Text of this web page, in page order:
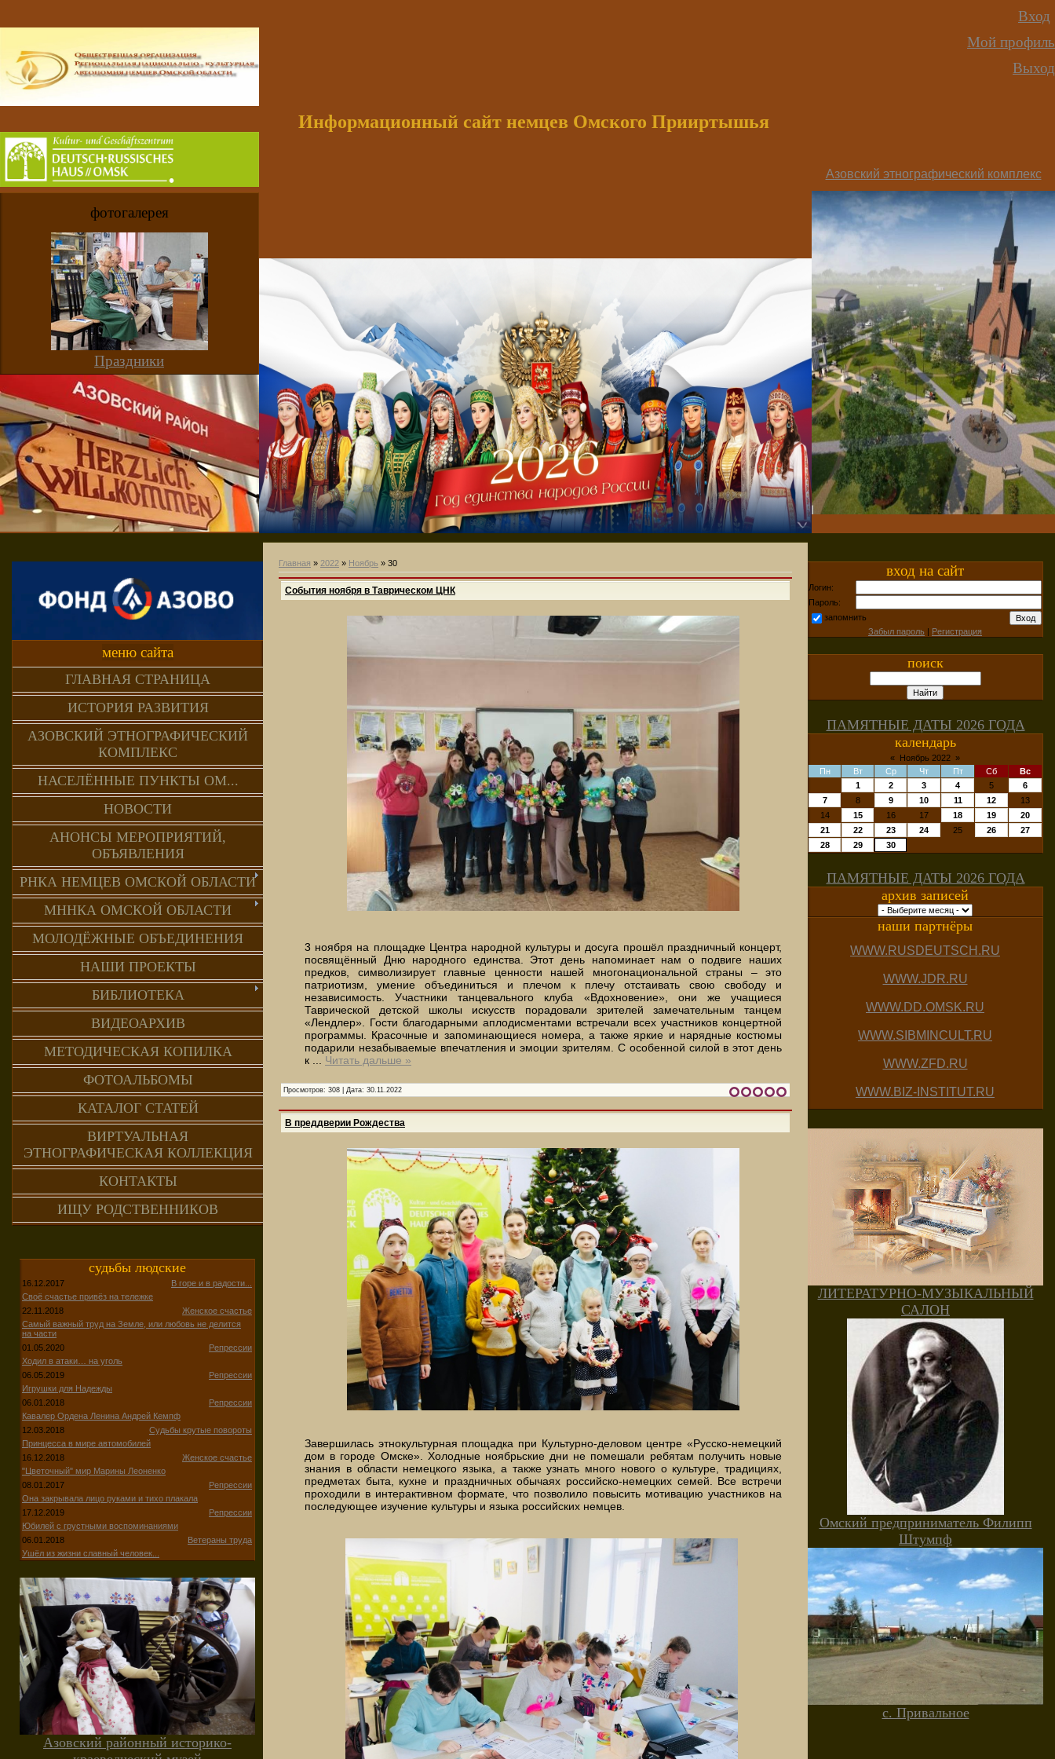
Вход
Мой профиль
Выход
фотогалерея
Праздники
Информационный сайт немцев Омского Прииртышья
Азовский этнографический комплекс
меню сайта
ГЛАВНАЯ СТРАНИЦА
ИСТОРИЯ РАЗВИТИЯ
АЗОВСКИЙ ЭТНОГРАФИЧЕСКИЙ
КОМПЛЕКС
НАСЕЛЁННЫЕ ПУНКТЫ ОМ...
НОВОСТИ
АНОНСЫ МЕРОПРИЯТИЙ,
ОБЪЯВЛЕНИЯ
РНКА НЕМЦЕВ ОМСКОЙ ОБЛАСТИ
МННКА ОМСКОЙ ОБЛАСТИ
МОЛОДЁЖНЫЕ ОБЪЕДИНЕНИЯ
НАШИ ПРОЕКТЫ
БИБЛИОТЕКА
ВИДЕОАРХИВ
МЕТОДИЧЕСКАЯ КОПИЛКА
ФОТОАЛЬБОМЫ
КАТАЛОГ СТАТЕЙ
ВИРТУАЛЬНАЯ
ЭТНОГРАФИЧЕСКАЯ КОЛЛЕКЦИЯ
КОНТАКТЫ
ИЩУ РОДСТВЕННИКОВ
судьбы людские
16.12.2017
В горе и в радости...
Своё счастье привёз на тележке
22.11.2018
Женское счастье
Самый важный труд на Земле, или любовь не делится
на части
01.05.2020
Репрессии
Ходил в атаки… на уголь
06.05.2019
Репрессии
Игрушки для Надежды
06.01.2018
Репрессии
Кавалер Ордена Ленина Андрей Кемпф
12.03.2018
Судьбы крутые повороты
Принцесса в мире автомобилей
16.12.2018
Женское счастье
"Цветочный" мир Марины Леоненко
08.01.2017
Репрессии
Она закрывала лицо руками и тихо плакала
17.12.2019
Репрессии
Юбилей с грустными воспоминаниями
06.01.2018
Ветераны труда
Ушёл из жизни славный человек...
Азовский районный историко-
Главная » 2022 » Ноябрь » 30
События ноября в Таврическом ЦНК
3 ноября на площадке Центра народной культуры и досуга прошёл праздничный концерт,
посвящённый Дню народного единства. Этот день напоминает нам о подвиге наших
предков, символизирует главные ценности нашей многонациональной страны – это
патриотизм, умение объединиться и плечом к плечу отстаивать свою свободу и
независимость. Участники танцевального клуба «Вдохновение», они же учащиеся
Таврической детской школы искусств порадовали зрителей замечательным танцем
«Лендлер». Гости благодарными аплодисментами встречали всех участников концертной
программы. Красочные и запоминающиеся номера, а также яркие и нарядные костюмы
подарили незабываемые впечатления и эмоции зрителям. С особенной силой в этот день
к ... Читать дальше »
Просмотров: 308 Дата: 30.11.2022
В преддверии Рождества
Завершилась этнокультурная площадка при Культурно-деловом центре «Русско-немецкий
дом в городе Омске». Холодные ноябрьские дни не помешали ребятам получить новые
знания в области немецкого языка, а также узнать много нового о культуре, традициях,
предметах быта, кухне и праздничных обычаях российско-немецких семей. Все встречи
проходили в интерактивном формате, что позволило повысить мотивацию участников на
последующее изучение культуры и языка российских немцев.
вход на сайт
Логин:
Пароль:
запомнить
Забыл пароль | Регистрация
поиск
ПАМЯТНЫЕ ДАТЫ 2026 ГОДА
календарь
« Ноябрь 2022 »
Пн
Вт Ср Чт Пт Сб
Вс
1
2 3 4 5
6
7
8 9 10 11 12
13
14
15 16 17 18 19
20
21
22 23 24 25 26
27
28
29 30
ПАМЯТНЫЕ ДАТЫ 2026 ГОДА
архив записей
наши партнёры
WWW.RUSDEUTSCH.RU
WWW.JDR.RU
WWW.DD.OMSK.RU
WWW.SIBMINCULT.RU
WWW.ZFD.RU
WWW.BIZ-INSTITUT.RU
ЛИТЕРАТУРНО-МУЗЫКАЛЬНЫЙ
САЛОН
Омский предприниматель Филипп
Штумпф
с. Привальное